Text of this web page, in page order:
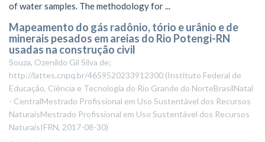
of water samples. The methodology for ...
Mapeamento do gás radônio, tório e urânio e de
minerais pesados em areias do Rio Potengi-RN
usadas na construção civil
Souza, Ozenildo Gil Silva de;
http://lattes.cnpq.br/4659520233912300 (Instituto Federal de
Educação, Ciência e Tecnologia do Rio Grande do NorteBrasilNatal
- CentralMestrado Profissional em Uso Sustentável dos Recursos
NaturaisMestrado Profissional em Uso Sustentável dos Recursos
NaturaisIFRN, 2017-08-30)